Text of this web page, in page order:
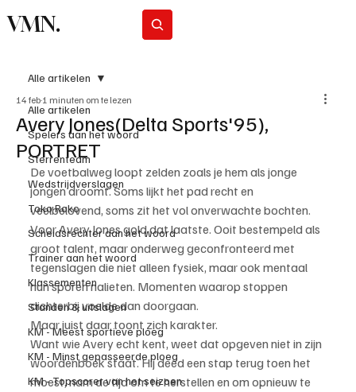
VMN.
Alle artikelen
Spelers aan het woord
Sterrenteam
Wedstrijdverslagen
Toko Roko
Scheidsrechter aan het woord
Trainer aan het woord
Klassementen
Standen & uitslagen
KM - Meest sportieve ploeg
KM - Minst gepasseerde ploeg
KM - Topscorer van het seizoen
Alle artikelen
Avery Jones(Delta Sports'95),
PORTRET
14 feb 1 minuten om te lezen
De voetbalweg loopt zelden zoals je hem als jonge
jongen droomt. Soms lijkt het pad recht en
veelbelovend, soms zit het vol onverwachte bochten.
Voor Avery Jones gold dat laatste. Ooit bestempeld als
groot talent, maar onderweg geconfronteerd met
tegenslagen die niet alleen fysiek, maar ook mentaal
hun sporen nalieten. Momenten waarop stoppen
dichterbij voelde dan doorgaan.
Maar juist daar toont zich karakter.
Want wie Avery echt kent, weet dat opgeven niet in zijn
woordenboek staat. Hij deed een stap terug toen het
moest, nam de tijd om te herstellen en om opnieuw te